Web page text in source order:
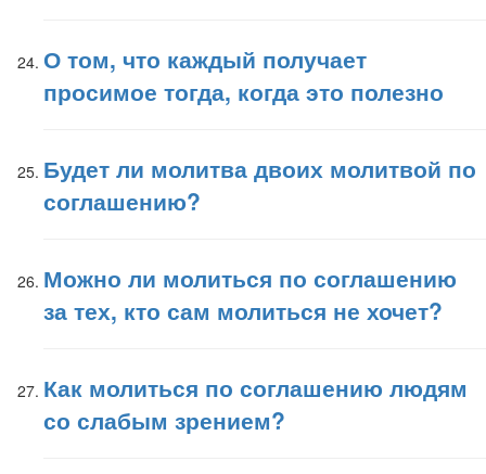
О том, что каждый получает
просимое тогда, когда это полезно
Будет ли молитва двоих молитвой по
соглашению?
Можно ли молиться по соглашению
за тех, кто сам молиться не хочет?
Как молиться по соглашению людям
со слабым зрением?